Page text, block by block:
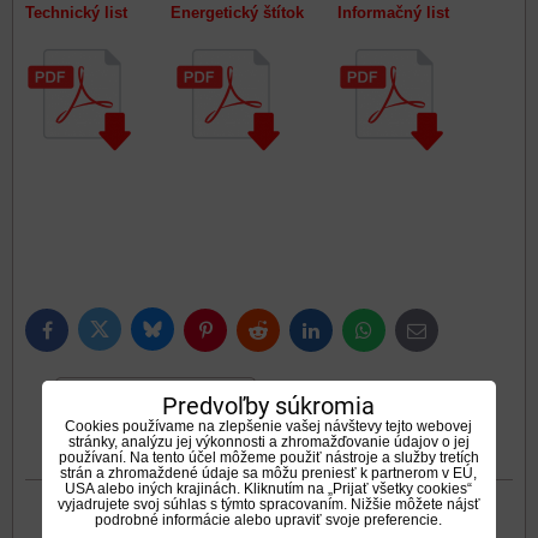
Technický list Energetický štítok Informačný list
FacebookTwitter BlueskyPinterestReddit LinkedInWhatsApp
E-
mail
Doplnkové informácie Recenzie
Diskusia 0 Otázka k produktu
Predvoľby súkromia
Cookies používame na zlepšenie vašej návštevy tejto webovej
stránky, analýzu jej výkonnosti a zhromažďovanie údajov o jej
používaní. Na tento účel môžeme použiť nástroje a služby tretích
strán a zhromaždené údaje sa môžu preniesť k partnerom v EÚ,
USA alebo iných krajinách. Kliknutím na „Prijať všetky cookies“
vyjadrujete svoj súhlas s týmto spracovaním. Nižšie môžete nájsť
podrobné informácie alebo upraviť svoje preferencie.